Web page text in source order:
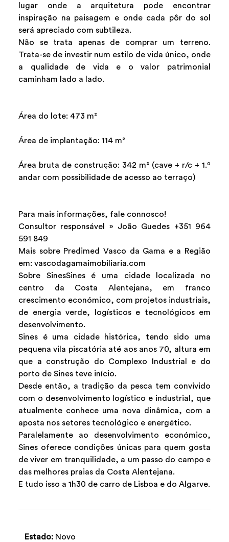
lugar onde a arquitetura pode encontrar
inspiração na paisagem e onde cada pôr do sol
será apreciado com subtileza.
Não se trata apenas de comprar um terreno.
Trata-se de investir num estilo de vida único, onde
a qualidade de vida e o valor patrimonial
caminham lado a lado.
Área do lote: 473 m²
Área de implantação: 114 m²
Área bruta de construção: 342 m² (cave + r/c + 1.º
andar com possibilidade de acesso ao terraço)
Para mais informações, fale connosco!
Consultor responsável » João Guedes +351 964
591 849
Mais sobre Predimed Vasco da Gama e a Região
em: vascodagamaimobiliaria.com
Sobre SinesSines é uma cidade localizada no
centro da Costa Alentejana, em franco
crescimento económico, com projetos industriais,
de energia verde, logísticos e tecnológicos em
desenvolvimento.
Sines é uma cidade histórica, tendo sido uma
pequena vila piscatória até aos anos 70, altura em
que a construção do Complexo Industrial e do
porto de Sines teve início.
Desde então, a tradição da pesca tem convivido
com o desenvolvimento logístico e industrial, que
atualmente conhece uma nova dinâmica, com a
aposta nos setores tecnológico e energético.
Paralelamente ao desenvolvimento económico,
Sines oferece condições únicas para quem gosta
de viver em tranquilidade, a um passo do campo e
das melhores praias da Costa Alentejana.
E tudo isso a 1h30 de carro de Lisboa e do Algarve.
Estado: Novo